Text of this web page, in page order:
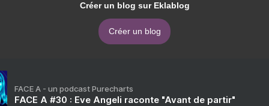
Créer un blog sur Eklablog
Créer un blog
FACE A - un podcast Purecharts
FACE A #30 : Eve Angeli raconte "Avant de partir"